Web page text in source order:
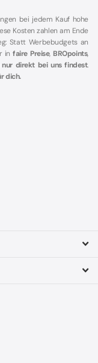
bei jedem Kauf hohe
Kosten zahlen am Ende
Statt Werbebudgets an
in faire Preise, BROpoints,
nur direkt bei uns findest.
dich.